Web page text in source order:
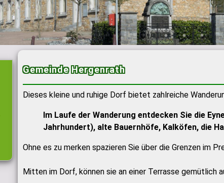
Gemeinde Hergenrath
Dieses kleine und ruhige Dorf bietet zahlreiche
Im Laufe der Wanderung entdecken Sie die
Jahrhundert), alte Bauernhöfe, Kalköfen, die
Ohne es zu merken spazieren Sie über die Grenzen im
Mitten im Dorf, können sie an einer Terrasse gemütlich